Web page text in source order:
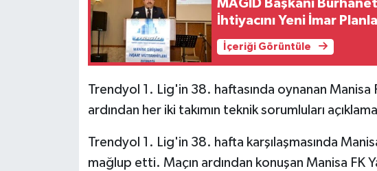
MAGİD Başkanı
İhtiyacını Yeni İmar
İçeriği Görüntüle
Trendyol 1. Lig'in 38. haftasında oynanan Manisa
ardından her iki takımın teknik sorumluları
Trendyol 1. Lig'in 38. hafta karşılaşmasında
mağlup etti. Maçın ardından konuşan Manisa FK